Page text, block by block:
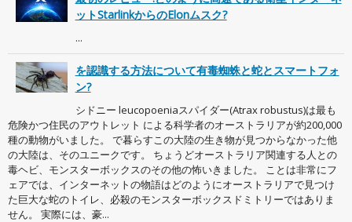
ットStarlinkからのElonムスク?
...
を認識する方法について有毒蜘蛛と蛇とスマートフォ
ン?
シドニー leucopoeniaスパイダー(Atrax robustus)は最も
危険かつ住民のアウトレット による科学者のオーストラリアが約200,000
種の動物がいました。 で暮らすこの大陸の生き物が見つからなかった他
の大陸は、そのユニークです。 ちょうどオーストラリア関連する人との
毒ヘビ、モンスターボックスのその他の怖いきました。 ことは非常にフ
ェアでは、インターネットの物語はどのようにオーストラリアで見つけ
た巨大な蛇のトイレ、必殺のモンスターボックスドミトリーではありま
せん。 実際には、豪...